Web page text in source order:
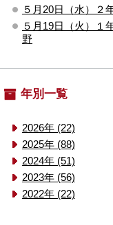
５月20日（水）２
５月19日（火）１
野
年別一覧
2026年 (22)
2025年 (88)
2024年 (51)
2023年 (56)
2022年 (22)